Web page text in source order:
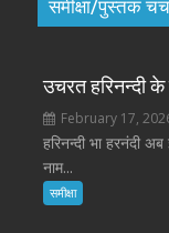
समीक्षा/पुस्तक
उचरत हरिनन्दी
February 17,
हरिनन्दी भा हरनंदी
नाम...
समीक्षा